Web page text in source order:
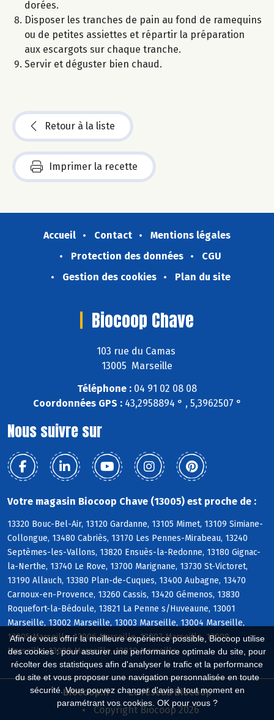
Afin de vous offrir la meilleure expérience possible, Biocoop utilise
des cookies : pour assurer une performance optimale du site, pour
récolter des statistiques afin d'analyser le trafic et la performance
du site et vous proposer une navigation personnalisée en toute
sécurité. Vous pouvez changer d'avis à tout moment en
paramétrant vos cookies. OK pour vous ?
dorées.
Disposer les tranches de pain au fond de ramequins
ou de petites assiettes et répartir la préparation
aux escargots sur chaque tranche.
Servir et déguster bien chaud.
Retour à la liste
Imprimer la recette
Accueil Contact
Mentions légales
Protection des données
CGU
Gestion des cookies
Plan du site
Biocoop Chave
103 rue du Camas
13005 Marseille
Téléphone : 04 91 02 08 08
Coordonnées GPS :43,2958894 ° , 5,3962507 °
Nous suivre sur
Votre magasin Biocoop Chave (13005) est proche de :
13320 Bouc-Bel-Air, 13120 Gardanne, 13105 Mimet, 13109 Simiane-
Collongue, 13480 Cabriès, 13170 Les Pennes-Mirabeau, 13240
Septèmes-les-Vallons, 13820 Ensuès-la-Redonne, 13180 Gignac-
la-Nerthe, 13740 Le Rove, 13700 Marignane, 13730 St-Victoret,
13190 Allauch, 13380 Plan-de-Cuques, 13400 Aubagne, 13470
Carnoux-en-Provence, 13260 Cassis, 13420 Gémenos, 13830
Roquefort-la-Bédoule, 13821 La Penne s/Huveaune, 13001
Marseille, 13002 Marseille, 13003 Marseille, 13004 Marseille,
13005 Marseille, 13006 Marseille, 13007 Marseille, 13008
Marseille, 13009 Marseille, 13010 Marseille
Biocoop.fr
Le réseau Biocoop
Copyright Biocoop 2026